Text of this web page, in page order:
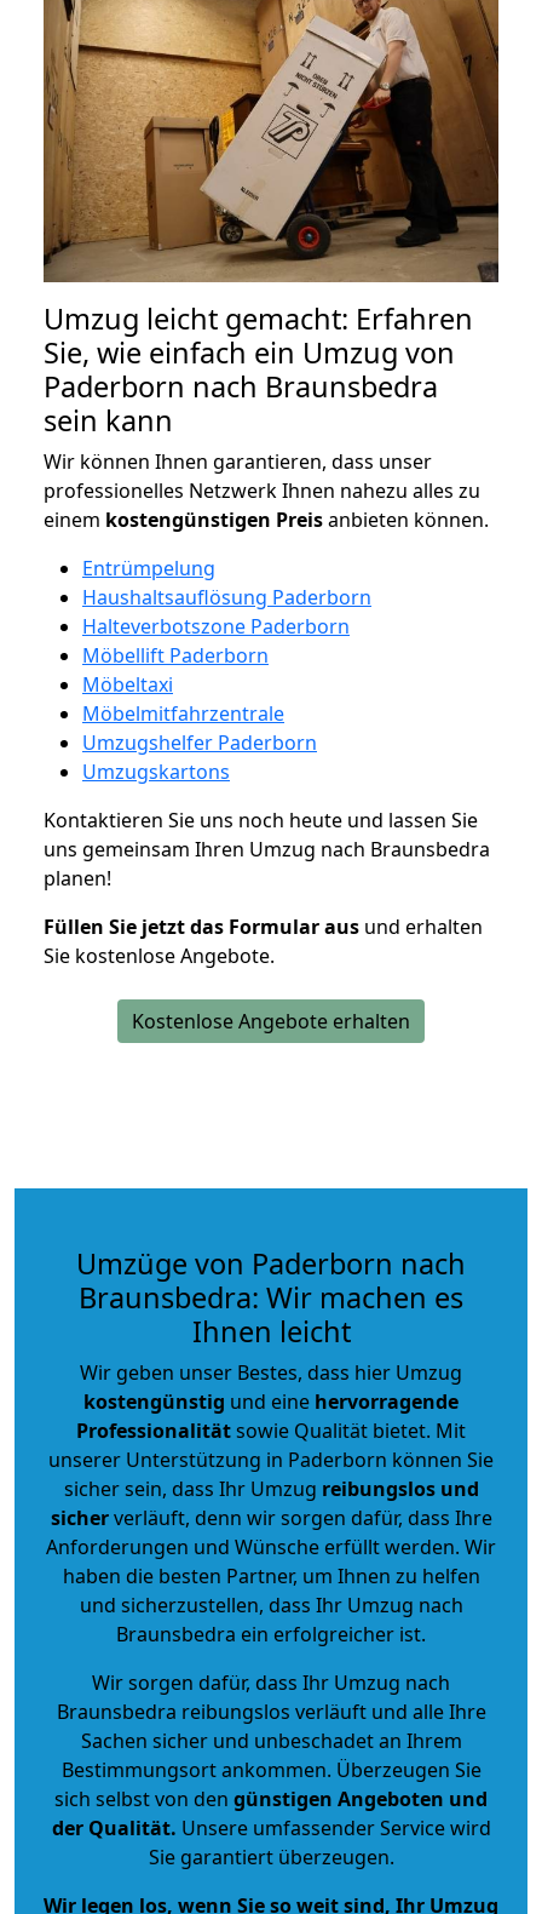
Umzug leicht gemacht: Erfahren
Sie, wie einfach ein Umzug von
Paderborn nach Braunsbedra
sein kann
Wir können Ihnen garantieren, dass unser
professionelles Netzwerk Ihnen nahezu alles zu
einem kostengünstigen Preisanbieten können.
Entrümpelung
Haushaltsauflösung Paderborn
Halteverbotszone Paderborn
Möbellift Paderborn
Möbeltaxi
Möbelmitfahrzentrale
Umzugshelfer Paderborn
Umzugskartons
Kontaktieren Sie uns noch heute und lassen Sie
uns gemeinsam Ihren Umzug nach Braunsbedra
planen!
Füllen Sie jetzt das Formular aus und erhalten
Sie kostenlose Angebote.
Kostenlose Angebote erhalten
Umzüge von Paderborn nach
Braunsbedra: Wir machen es
Ihnen leicht
Wir geben unser Bestes, dass hier Umzug
kostengünstig und eine hervorragende
Professionalitätsowie Qualität bietet. Mit
unserer Unterstützung in Paderborn können Sie
sicher sein, dass Ihr Umzug reibungslos und
sicherverläuft, denn wir sorgen dafür, dass Ihre
Anforderungen und Wünsche erfüllt werden. Wir
haben die besten Partner, um Ihnen zu helfen
und sicherzustellen, dass Ihr Umzug nach
Braunsbedra ein erfolgreicher ist.
Wir sorgen dafür, dass Ihr Umzug nach
Braunsbedra reibungslos verläuft und alle Ihre
Sachen sicher und unbeschadet an Ihrem
Bestimmungsort ankommen. Überzeugen Sie
sich selbst von den günstigen Angeboten und
der Qualität. Unsere umfassender Service wird
Sie garantiert überzeugen.
Wir legen los, wenn Sie so weit sind, Ihr Umzug